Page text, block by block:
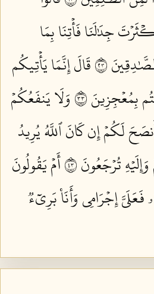
جِدَٰلَنَا فَأۡتِنَا بِمَا
٣٢
قَالَ إِنَّمَا يَأۡتِيكُم
بِمُعۡجِزِينَ ٣٣
وَلَا يَنفَعُكُمۡ
لَكُمۡ إِن كَانَ ٱللَّهُ يُرِيدُ
تُرۡجَعُونَ ٣٤
أَمۡ يَقُولُونَ
فَعَلَيَّ إِجۡرَامِي وَأَنَا۠ بَرِيٓءٞ